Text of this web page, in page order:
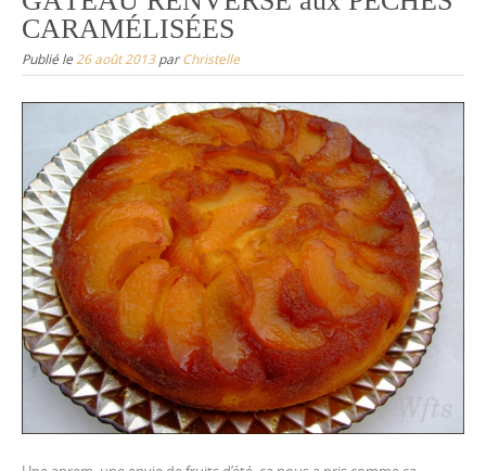
CARAMÉLISÉES
Publié le 26 août 2013parChristelle